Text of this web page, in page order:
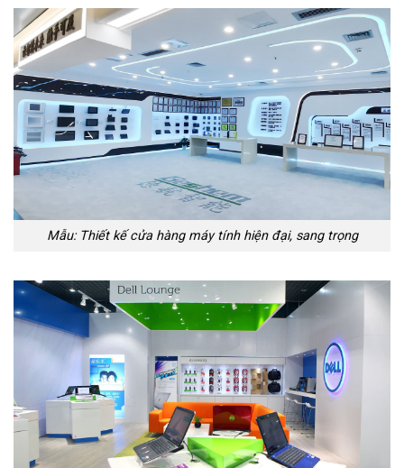
Mẫu: Thiết kế cửa hàng máy tính hiện đại, sang trọng